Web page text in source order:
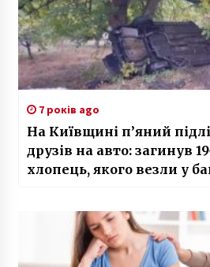
7 років ago
На Київщині п’яний
друзів на авто: загинув
хлопець, якого везли у